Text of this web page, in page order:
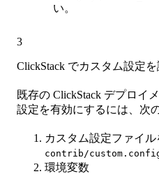
い。
3
ClickStack でカスタム設定
既存の ClickStack デプロイ
設定を有効にするには、次
カスタム設定ファイル
contrib/
環境変数